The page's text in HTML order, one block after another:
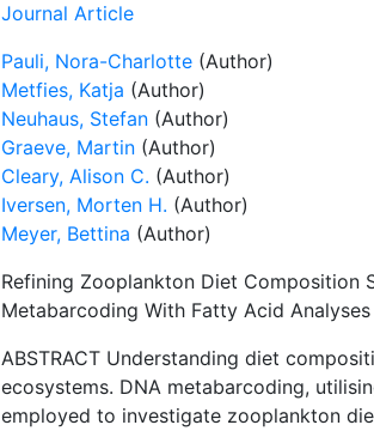
Journal Article
Pauli, Nora-Charlotte (Author)
Metfies, Katja (Author)
Neuhaus, Stefan (Author)
Graeve, Martin (Author)
Cleary, Alison C. (Author)
Iversen, Morten H. (Author)
Meyer, Bettina (Author)
Refining Zooplankton Diet Composition
Metabarcoding With Fatty Acid Analyses
ABSTRACT Understanding diet
ecosystems. DNA metabarcoding,
employed to investigate zooplankton